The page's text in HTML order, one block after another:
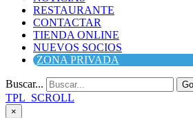
RESTAURANTE
CONTACTAR
TIENDA ONLINE
NUEVOS SOCIOS
ZONA PRIVADA
Buscar... Go
TPL_SCROLL
×